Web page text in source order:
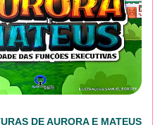
DE AURORA E MATEUS